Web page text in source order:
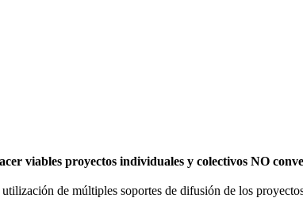
viables proyectos individuales y colectivos NO
de múltiples soportes de difusión de los